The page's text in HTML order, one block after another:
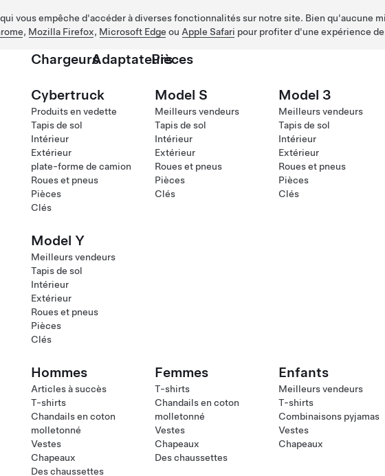
vous empêche d'accéder à diverses fonctionnalités sur notre site. Bien qu'aucune
, Mozilla Firefox, Microsoft Edge ou Apple Safari pour profiter d'une expérience
ChargeursAdaptateursPièces
Cybertruck
Produits en vedette
Tapis de sol
Intérieur
Extérieur
plate-forme de camion
Roues et pneus
Pièces
Clés
Model S
Meilleurs vendeurs
Tapis de sol
Intérieur
Extérieur
Roues et pneus
Pièces
Clés
Model 3
Meilleurs vendeurs
Tapis de sol
Intérieur
Extérieur
Roues et pneus
Pièces
Clés
Model Y
Meilleurs vendeurs
Tapis de sol
Intérieur
Extérieur
Roues et pneus
Pièces
Clés
Hommes
Articles à succès
T-shirts
Chandails en coton
molletonné
Vestes
Chapeaux
Des chaussettes
Femmes
T-shirts
Chandails en coton
molletonné
Vestes
Chapeaux
Des chaussettes
Enfants
Meilleurs vendeurs
T-shirts
Combinaisons pyjamas
Vestes
Chapeaux